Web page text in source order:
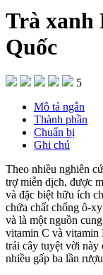
Trà xanh
Quốc
5
Mô tả ngắn
Thành phần
Chuẩn bị
Ghi chú
Theo nhiều nghiên
trợ miễn dịch, được
và đặc biệt hữu ích
chứa chất chống ô-
và là một nguồn
vitamin C và vitamin
trái cây tuyệt vời này
nhiều gấp ba lần